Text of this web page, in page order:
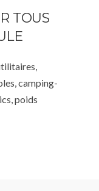
TOUS
camping-
poids